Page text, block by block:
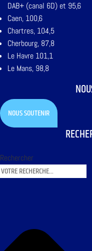
DAB+ (canal 6D) et 95,6
Caen, 100,6
Chartres, 104,5
Cherbourg, 87,8
Le Havre 101,1
Le Mans, 98,8
NOUS SOUTENIR
Rechercher